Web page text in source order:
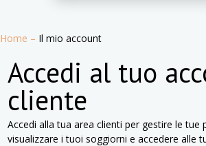
Home – Il mio account
Accedi al tuo
cliente
Accedi alla tua area clienti per gestire le tue
visualizzare i tuoi soggiorni e accedere alle